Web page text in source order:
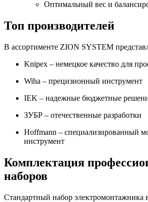
Оптимальный вес и
Топ производителей
В ассортименте ZION SYSTEM
Knipex – немецкое качество для
Wiha – прецизионный инструмент
IEK – надежные бюджетные
ЗУБР – отечественные разработки
Hoffmann – специализированный
инструмент
Комплектация
наборов
Стандартный набор электромонтажника